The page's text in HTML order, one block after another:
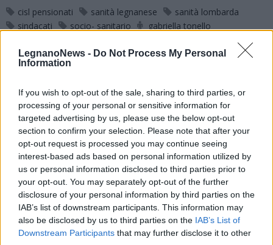
LegnanoNews - Do Not Process My Personal
Information
If you wish to opt-out of the sale, sharing to third parties, or
processing of your personal or sensitive information for
targeted advertising by us, please use the below opt-out
section to confirm your selection. Please note that after your
opt-out request is processed you may continue seeing
interest-based ads based on personal information utilized by
us or personal information disclosed to third parties prior to
your opt-out. You may separately opt-out of the further
disclosure of your personal information by third parties on the
IAB’s list of downstream participants. This information may
also be disclosed by us to third parties on the IAB’s List of
Downstream Participants that may further disclose it to other
cisl pensionati
sanità legnanese
sanità lombarda
sindacati
socio- sanitario
gabriella tonello
villa cortese
LEGGI GLI ALTRI ARTICOLI DI
ALTO MILANESE
Selezioniamo per te
Il meglio di